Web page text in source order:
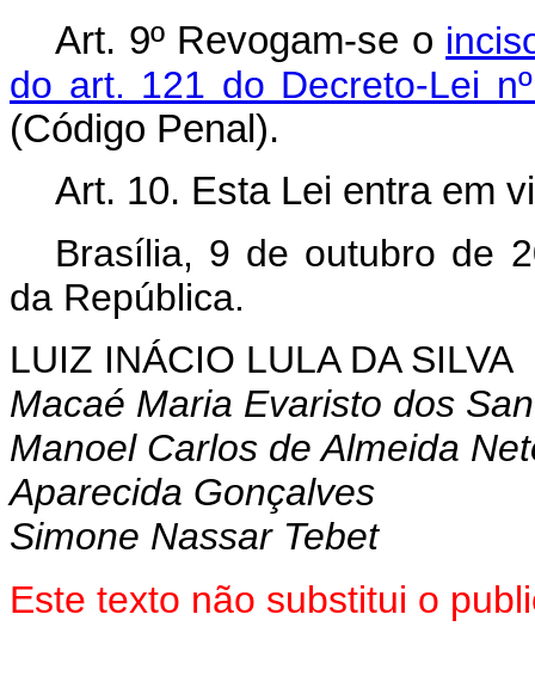
Art. 9º Revogam-se o
do art. 121 do Decreto-Lei
(Código Penal).
Art. 10. Esta Lei entra em
Brasília, 9 de outubro de
da República.
LUIZ INÁCIO LULA DA SILVA
Macaé Maria Evaristo dos
Manoel Carlos de Almeida
Aparecida Gonçalves
Simone Nassar Tebet
Este texto não substitui o